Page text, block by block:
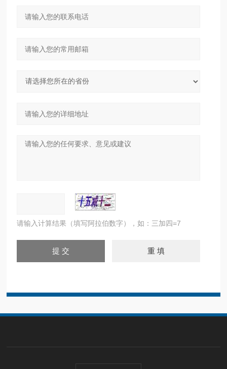
请输入计算结果（填写阿拉伯数字），如：三加四=7